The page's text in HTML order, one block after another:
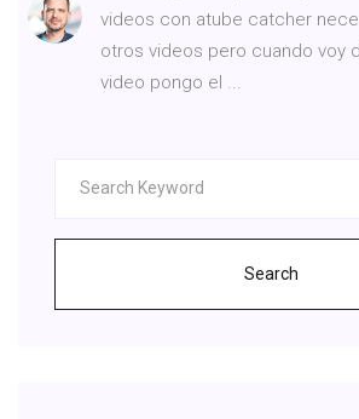
videos con atube catcher
otros videos pero cuando voy
video pongo el ...
Search